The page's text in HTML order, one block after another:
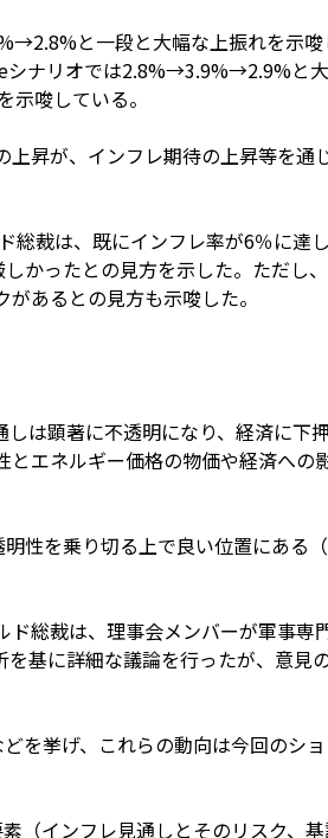
と一段と大幅な上振れを示唆
シナリオでは2.8%→3.9%→2.9%と
唆している。
昇が、インフレ期待の上昇等を通
総裁は、既にインフレ率が6％に達
かったとの見方を示した。ただし
あるとの見方も示唆した。
は顕著に不透明になり、経済に下
エネルギー価格の物価や経済への
性を乗り切る上で良い位置にある
総裁は、理事会メンバーが軍事専
基に詳細な議論を行ったが、意見
を挙げ、これらの動向は今回のシ
（インフレ見通しとそのリスク、